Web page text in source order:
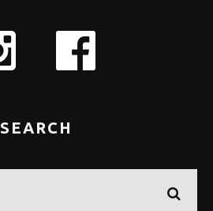
SEARCH